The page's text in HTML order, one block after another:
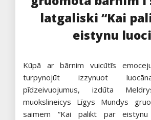
latgaliski “Kai
eistynu
Kūpā ar bārnim vuicūtīs
turpynojūt izzynuot
pīdzeivuojumus, izdūta
muokslineicys Līgys Mundys
saimem “Kai palikt par eistynu